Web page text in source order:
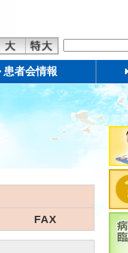
患者会情報
FAX